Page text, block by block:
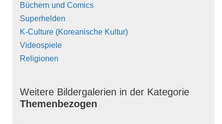
Büchern und Comics
Superhelden
K-Culture (Koreanische Kultur)
Videospiele
Religionen
Weitere Bildergalerien in der Kategorie
Themenbezogen